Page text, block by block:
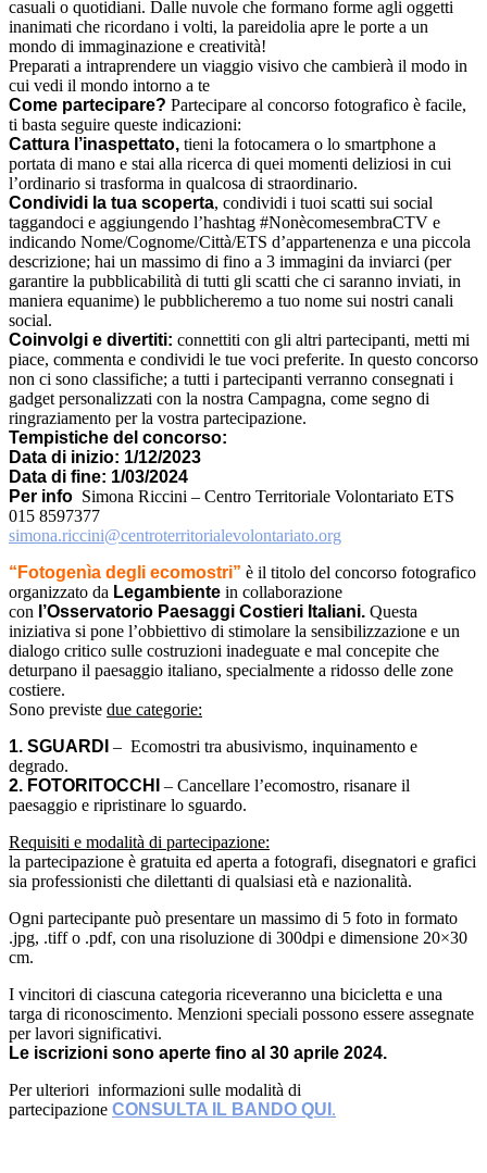
casuali o quotidiani. Dalle nuvole che formano forme agli oggetti
inanimati che ricordano i volti, la pareidolia apre le porte a un
mondo di immaginazione e creatività!
Preparati a intraprendere un viaggio visivo che cambierà il modo in
cui vedi il mondo intorno a te
Come partecipare? Partecipare al concorso fotografico è facile,
ti basta seguire queste indicazioni:
Cattura l’inaspettato, tieni la fotocamera o lo smartphone a
portata di mano e stai alla ricerca di quei momenti deliziosi in cui
l’ordinario si trasforma in qualcosa di straordinario.
Condividi la tua scoperta, condividi i tuoi scatti sui social
taggandoci e aggiungendo l’hashtag #NonècomesembraCTV e
indicando Nome/Cognome/Città/ETS d’appartenenza e una piccola
descrizione; hai un massimo di fino a 3 immagini da inviarci (per
garantire la pubblicabilità di tutti gli scatti che ci saranno inviati, in
maniera equanime) le pubblicheremo a tuo nome sui nostri canali
social.
Coinvolgi e divertiti: connettiti con gli altri partecipanti, metti mi
piace, commenta e condividi le tue voci preferite. In questo concorso
non ci sono classifiche; a tutti i partecipanti verranno consegnati i
gadget personalizzati con la nostra Campagna, come segno di
ringraziamento per la vostra partecipazione.
Tempistiche del concorso:
Data di inizio: 1/12/2023
Data di fine: 1/03/2024
Per info Simona Riccini – Centro Territoriale Volontariato ETS
015 8597377
simona.riccini@centroterritorialevolontariato.org
“Fotogenìa degli ecomostri” è il titolo del concorso fotografico
organizzato da Legambiente in collaborazione
con l’Osservatorio Paesaggi Costieri Italiani. Questa
iniziativa si pone l’obbiettivo di stimolare la sensibilizzazione e un
dialogo critico sulle costruzioni inadeguate e mal concepite che
deturpano il paesaggio italiano, specialmente a ridosso delle zone
costiere.
Sono previste due categorie:
1. SGUARDI – Ecomostri tra abusivismo, inquinamento e
degrado.
2. FOTORITOCCHI
– Cancellare l’ecomostro, risanare il
paesaggio e ripristinare lo sguardo.
Requisiti e modalità di partecipazione:
la partecipazione è gratuita ed aperta a fotografi, disegnatori e grafici
sia professionisti che dilettanti di qualsiasi età e nazionalità.
Ogni partecipante può presentare un massimo di 5 foto in formato
.jpg, .tiff o .pdf, con una risoluzione di 300dpi e dimensione 20×30
cm.
I vincitori di ciascuna categoria riceveranno una bicicletta e una
targa di riconoscimento. Menzioni speciali possono essere assegnate
per lavori significativi.
Le iscrizioni sono aperte fino al 30 aprile 2024.
Per ulteriori informazioni sulle modalità di
partecipazione CONSULTA IL BANDO QUI .